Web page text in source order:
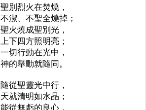
聖別烈火在焚燒，
不潔、不聖全燒掉；
聖火燒成聖別光，
上下四方照明亮；
一切行動在光中，
神的舉動就隨同。
隨從聖靈光中行，
天就清明如水晶；
能從無虧的良心，